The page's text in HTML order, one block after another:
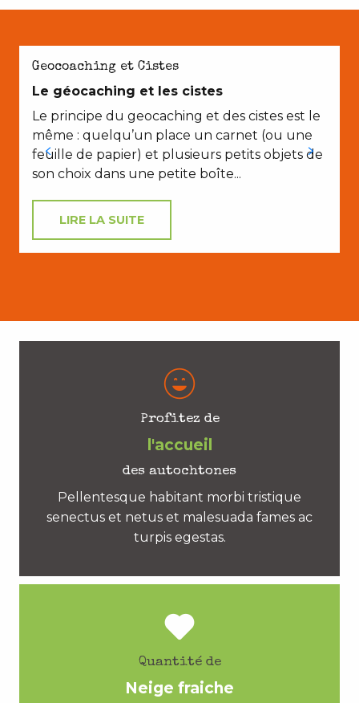
Geocoaching et Cistes
Le géocaching et les cistes
Le principe du geocaching et des cistes est le
même : quelqu’un place un carnet (ou une
feuille de papier) et plusieurs petits objets de
son choix dans une petite boîte...
LIRE LA SUITE
Profitez de
l'accueil
des autochtones
Pellentesque habitant morbi tristique
senectus et netus et malesuada fames ac
turpis egestas.
Quantité de
Neige fraiche